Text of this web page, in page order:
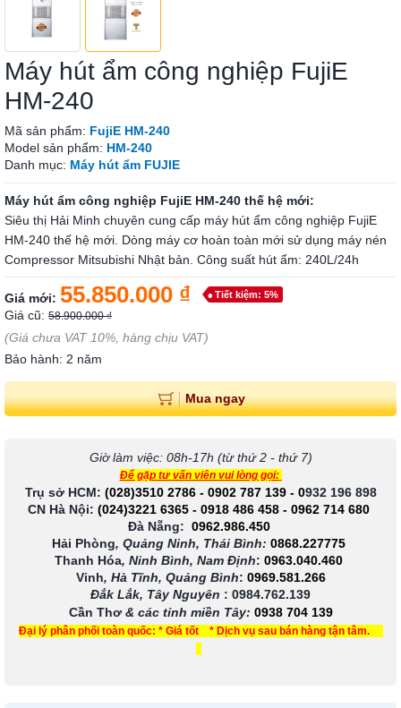
Máy hút ẩm công nghiệp FujiE
HM-240
Mã sản phẩm: FujiE HM-240
Model sản phẩm: HM-240
Danh mục: Máy hút ẩm FUJIE
Máy hút ẩm công nghiệp FujiE HM-240 thế hệ mới:
Siêu thị Hải Minh chuyên cung cấp máy hút ẩm công nghiệp FujiE
HM-240 thế hệ mới. Dòng máy cơ hoàn toàn mới sử dụng máy nén
Compressor Mitsubishi Nhật bản. Công suất hút ẩm: 240L/24h
Giá mới: 55.850.000 ₫ Tiết kiệm: 5%
Giá cũ: 58.900.000 ₫
(Giá chưa VAT 10%, hàng chịu VAT)
Bảo hành: 2 năm
Mua ngay
Giờ làm việc: 08h-17h (từ thứ 2 - thứ 7)
Để gặp tư vấn viên vui lòng gọi:
Trụ sở HCM: (028)3510 2786 - 0902 787 139- 0932 196 898
CN Hà Nội: (024)3221 6365 - 0918 486 458 - 0962 714 680
Đà Nẵng: 0962.986.450
Hải Phòng, Quảng Ninh, Thái Bình: 0868.227775
Thanh Hóa, Ninh Bình, Nam Định: 0963.040.460
Vinh, Hà Tĩnh, Quảng Bình: 0969.581.266
Đắk Lắk, Tây Nguyên : 0984.762.139
Cần Thơ & các tỉnh miền Tây: 0938 704 139
Đại lý phân phối toàn quốc: * Giá tốt * Dịch vụ sau bán hàng tận tâm.